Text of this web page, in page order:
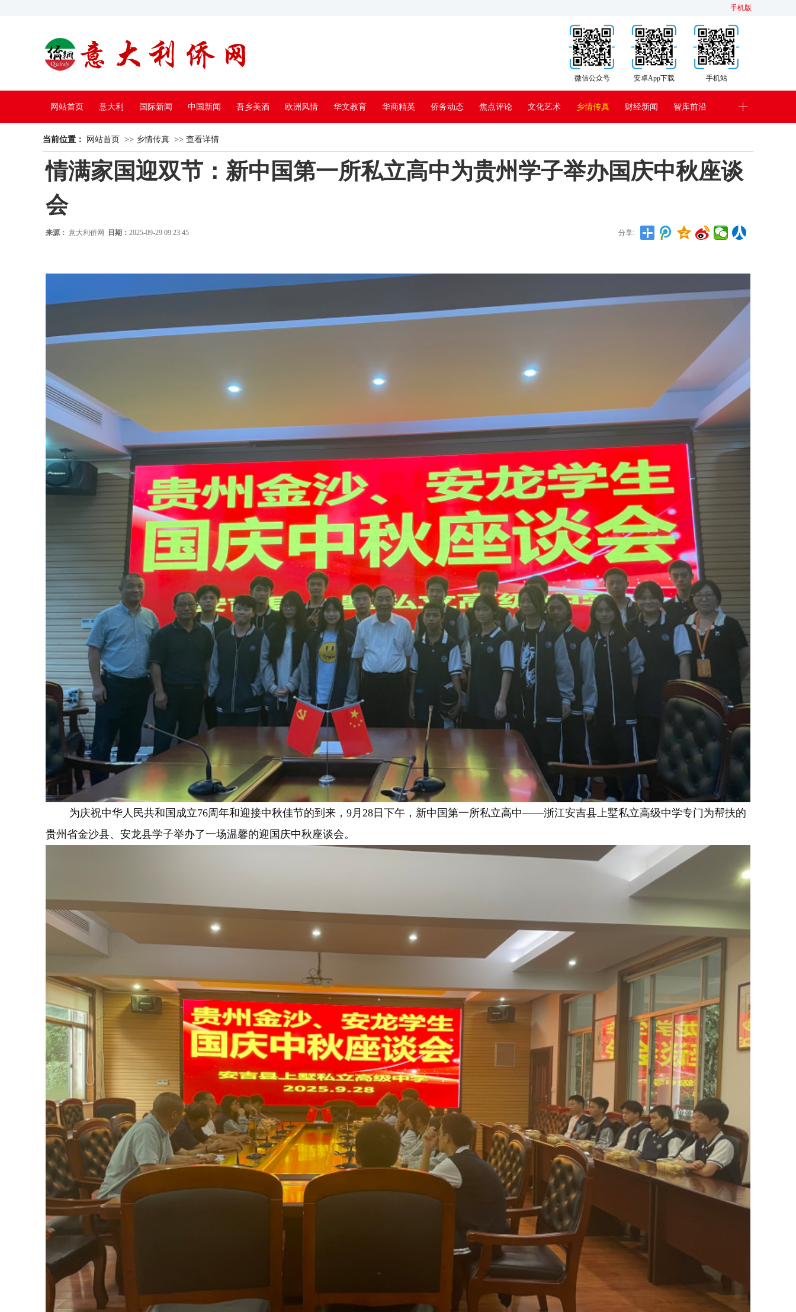
手机版
手机站
安卓App下载
微信公众号
网站首页 意大利 国际新闻 中国新闻 吾乡美酒 欧洲风情 华文教育 华商精英 侨务动态 焦点评论 文化艺术 乡情传真 财经新闻 智库前沿
中国电视
当前位置： 网站首页 >> 乡情传真 >> 查看详情
情满家国迎双节：新中国第一所私立高中为贵州学子举办国庆中秋座谈
会
来源： 意大利侨网 日期： 2025-09-29 09:23:45 分享:
为庆祝中华人民共和国成立76周年和迎接中秋佳节的到来，9月28日下午，新中国第一所私立高中——浙江安吉县上墅私立高级中学专门为帮扶的
贵州省金沙县、安龙县学子举办了一场温馨的迎国庆中秋座谈会。